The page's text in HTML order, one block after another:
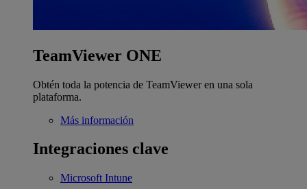
TeamViewer ONE
Obtén toda la potencia de TeamViewer en una sola
plataforma.
Más información
Integraciones clave
Microsoft Intune